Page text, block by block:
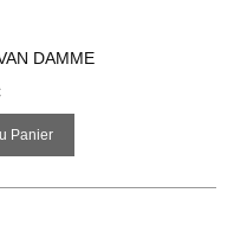
DAMME
Panier